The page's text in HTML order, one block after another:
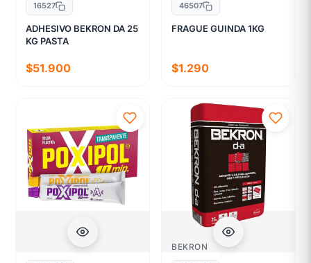
16527
ADHESIVO BEKRON DA 25
KG PASTA
$51.900
46507
FRAGUE GUINDA 1KG
$1.290
BEKRON